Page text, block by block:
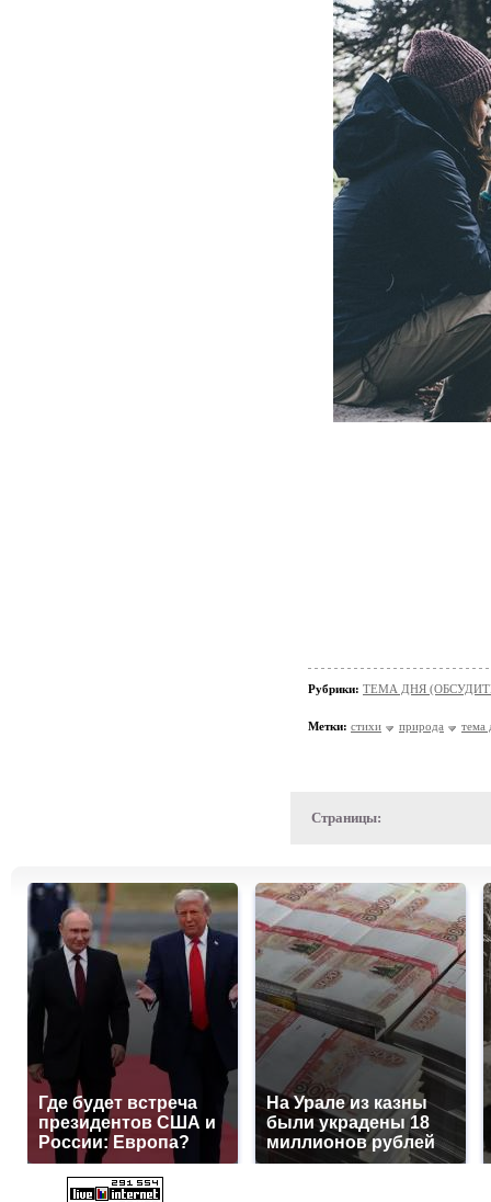
Рубрики: ТЕМА ДНЯ
Метки: стихи природа тема
Страницы:
Где будет встреча
президентов США и
России: Европа?
На Урале из казны
были украдены 18
миллионов рублей